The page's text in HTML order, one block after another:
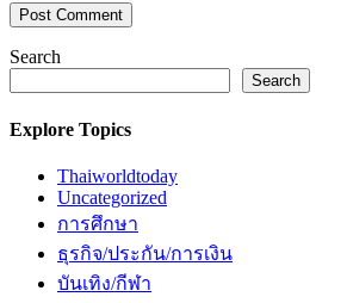
Search
Search
Explore Topics
Thaiworldtoday
Uncategorized
การศึกษา
ธุรกิจ/ประกัน/การเงิน
บันเทิง/กีฬา